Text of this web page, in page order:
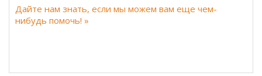
Дайте нам знать, если мы можем вам еще чем-
нибудь помочь! »